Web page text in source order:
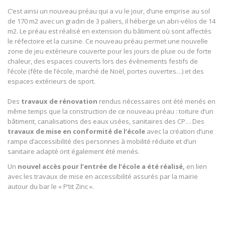
C’est ainsi un nouveau préau qui a vu le jour, d’une emprise au sol
de 170 m2 avec un gradin de 3 paliers, il héberge un abri-vélos de 14
m2. Le préau est réalisé en extension du bâtiment où sont affectés
le réfectoire et la cuisine. Ce nouveau préau permet une nouvelle
zone de jeu extérieure couverte pour les jours de pluie ou de forte
chaleur, des espaces couverts lors des évènements festifs de
l’école (fête de l’école, marché de Noël, portes ouvertes…) et des
espaces extérieurs de sport.
Des travaux de rénovation rendus nécessaires ont été menés en
même temps que la construction de ce nouveau préau : toiture d’un
bâtiment, canalisations des eaux usées, sanitaires des CP… Des
travaux de mise en conformité de l’école avec la création d’une
rampe d’accessibilité des personnes à mobilité réduite et d’un
sanitaire adapté ont également été menés.
Un nouvel accès pour l’entrée de l’école a été réalisé, en lien
avec les travaux de mise en accessibilité assurés par la mairie
autour du bar le « P’tit Zinc ».